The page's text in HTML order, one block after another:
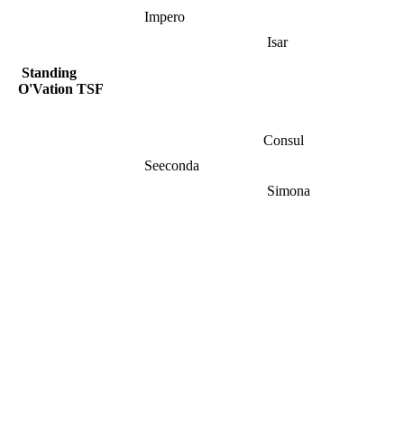
Impero
Standing
O'Vation TSF
Isar
Consul
Seeconda
Simona